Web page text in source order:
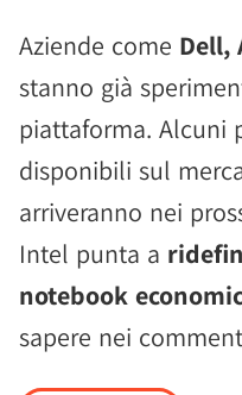
Aziende come Dell,
stanno già
piattaforma. Alcuni
disponibili sul
arriveranno nei
Intel punta a
notebook
sapere nei